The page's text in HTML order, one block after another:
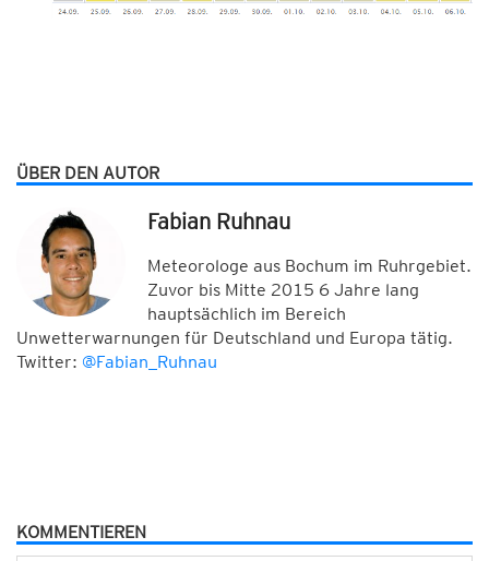
ÜBER DEN AUTOR
Fabian Ruhnau
Meteorologe aus Bochum im Ruhrgebiet.
Zuvor bis Mitte 2015 6 Jahre lang
hauptsächlich im Bereich
Unwetterwarnungen für Deutschland und Europa tätig.
Twitter: @Fabian_Ruhnau
KOMMENTIEREN